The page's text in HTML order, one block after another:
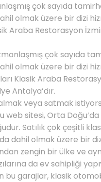
çok sayıda
olmak üzere bir dizi
Araba Restorasyon
çok sayıda
olmak üzere bir dizi
Klasik Araba
Antalya’dır.
veya satmak
web sitesi, Orta
Satılık çok çeşitli
dahil olmak üzere bir
zengin bir ülke ve
da ev sahipliği
bu garajlar, klasik